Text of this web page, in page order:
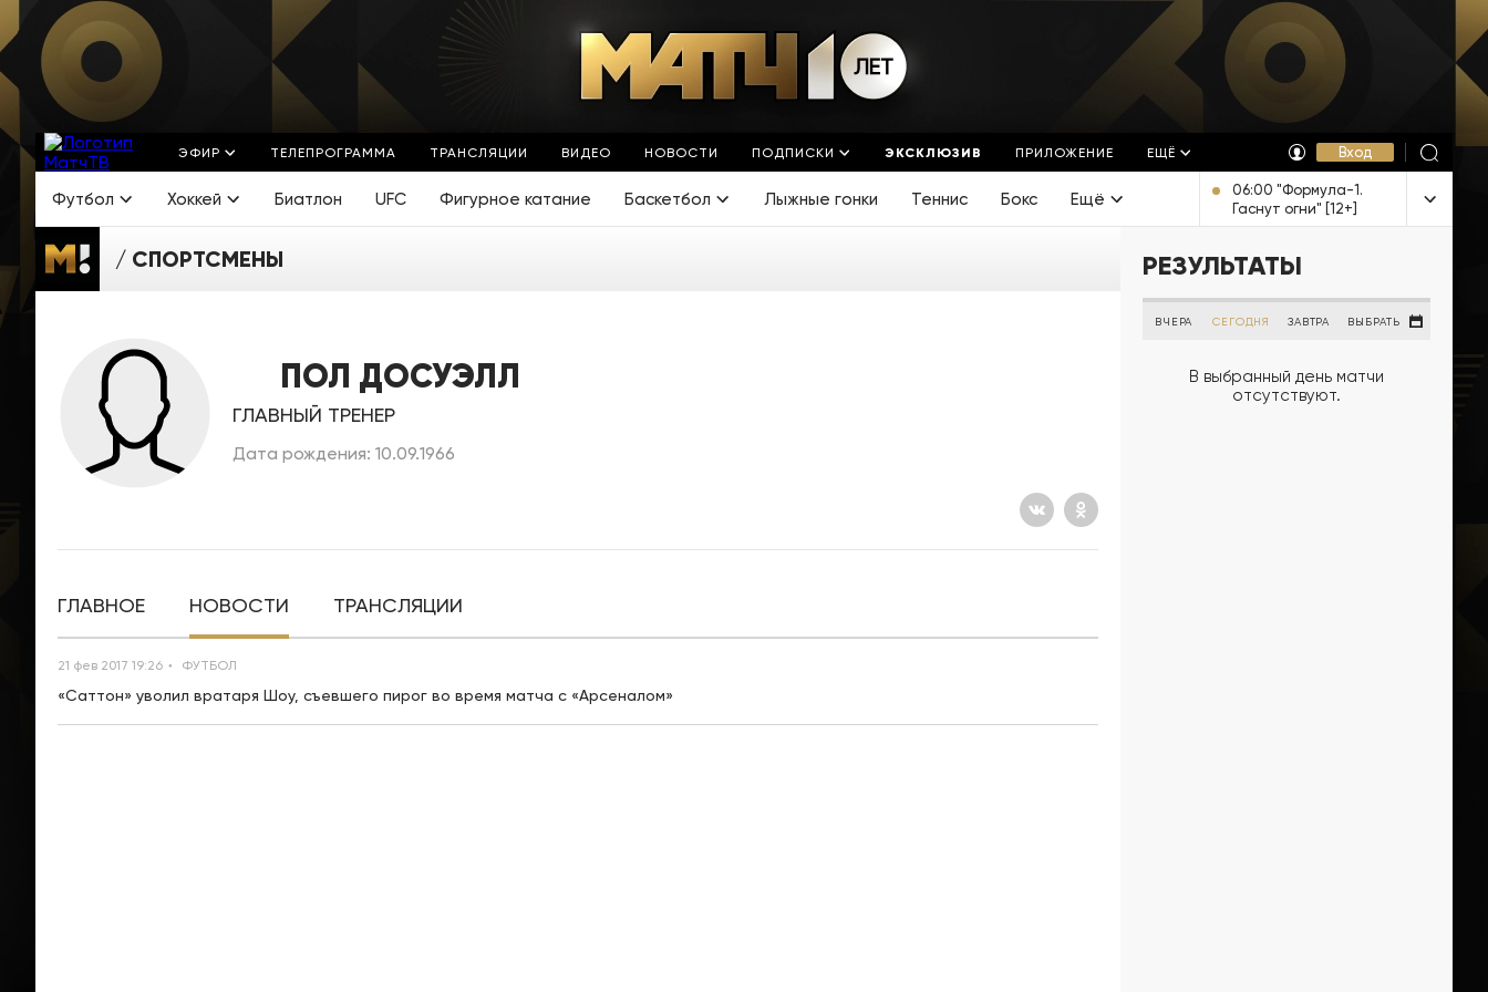
ЭФИР ТЕЛЕПРОГРАММА ТРАНСЛЯЦИИ ВИДЕО НОВОСТИ ПОДПИСКИ ЭКСКЛЮЗИВ ПРИЛОЖЕНИЕ ЕЩЁ Вход
Футбол Хоккей Биатлон UFC Фигурное катание Баскетбол Лыжные гонки Теннис Бокс Ещё
06:00 "Формула-1.
Гаснут огни" [12+]
СПОРТСМЕНЫ
ПОЛ ДОСУЭЛЛ
ГЛАВНЫЙ ТРЕНЕР
Дата рождения: 10.09.1966
ГЛАВНОЕ НОВОСТИ ТРАНСЛЯЦИИ
21 фев 2017 19:26 ФУТБОЛ
«Саттон» уволил вратаря Шоу, съевшего пирог во время матча с «Арсеналом»
РЕЗУЛЬТАТЫ
ВЧЕРА СЕГОДНЯ ЗАВТРА ВЫБРАТЬ
В выбранный день матчи
отсутствуют.